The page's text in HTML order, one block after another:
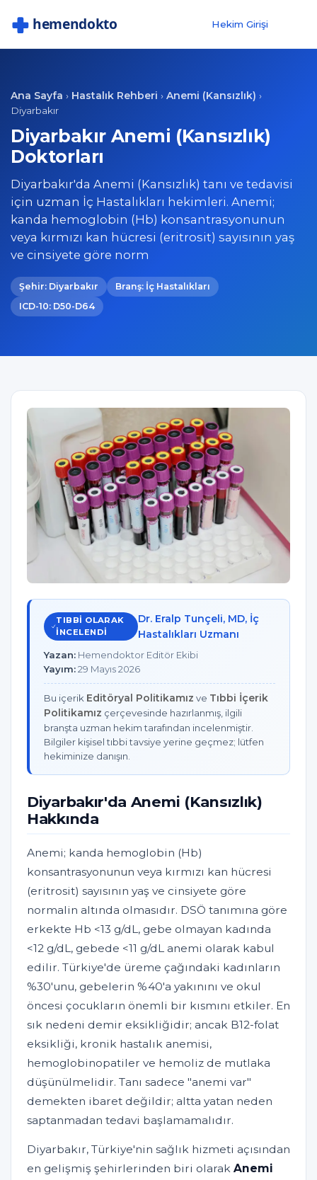
Hekim Girişi
Ana Sayfa › Hastalık Rehberi › Anemi (Kansızlık) ›
Diyarbakır
Diyarbakır Anemi (Kansızlık)
Doktorları
Diyarbakır'da Anemi (Kansızlık) tanı ve tedavisi
için uzman İç Hastalıkları hekimleri. Anemi;
kanda hemoglobin (Hb) konsantrasyonunun
veya kırmızı kan hücresi (eritrosit) sayısının yaş
ve cinsiyete göre norm
Şehir: Diyarbakır
Branş: İç Hastalıkları
ICD-10: D50-D64
TIBBI OLARAK
INCELENDI
Dr. Eralp Tunçeli, MD, İç
Hastalıkları Uzmanı
Yazan: Hemendoktor Editör Ekibi
Yayım:29 Mayıs 2026
Bu içerik Editöryal Politikamız ve Tıbbi İçerik
Politikamız çerçevesinde hazırlanmış, ilgili
branşta uzman hekim tarafından incelenmiştir.
Bilgiler kişisel tıbbi tavsiye yerine geçmez; lütfen
hekiminize danışın.
Diyarbakır'da Anemi (Kansızlık)
Hakkında
Anemi; kanda hemoglobin (Hb)
konsantrasyonunun veya kırmızı kan hücresi
(eritrosit) sayısının yaş ve cinsiyete göre
normalin altında olmasıdır. DSÖ tanımına göre
erkekte Hb <13 g/dL, gebe olmayan kadında
<12 g/dL, gebede <11 g/dL anemi olarak kabul
edilir. Türkiye'de üreme çağındaki kadınların
%30'unu, gebelerin %40'a yakınını ve okul
öncesi çocukların önemli bir kısmını etkiler. En
sık nedeni demir eksikliğidir; ancak B12-folat
eksikliği, kronik hastalık anemisi,
hemoglobinopatiler ve hemoliz de mutlaka
düşünülmelidir. Tanı sadece "anemi var"
demekten ibaret değildir; altta yatan neden
saptanmadan tedavi başlamamalıdır.
Diyarbakır, Türkiye'nin sağlık hizmeti açısından
en gelişmiş şehirlerinden biri olarak Anemi